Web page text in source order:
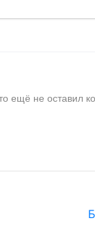
ещё не оставил